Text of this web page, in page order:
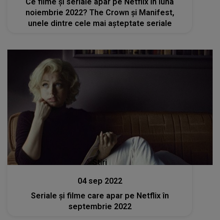
noiembrie 2022? The Crown și Manifest,
unele dintre cele mai așteptate seriale
Stiri
04 sep 2022
Seriale şi filme care apar pe Netflix în
septembrie 2022